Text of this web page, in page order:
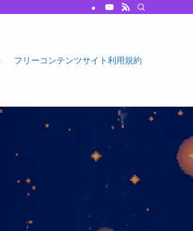
フリーコンテンツサイト利用規約